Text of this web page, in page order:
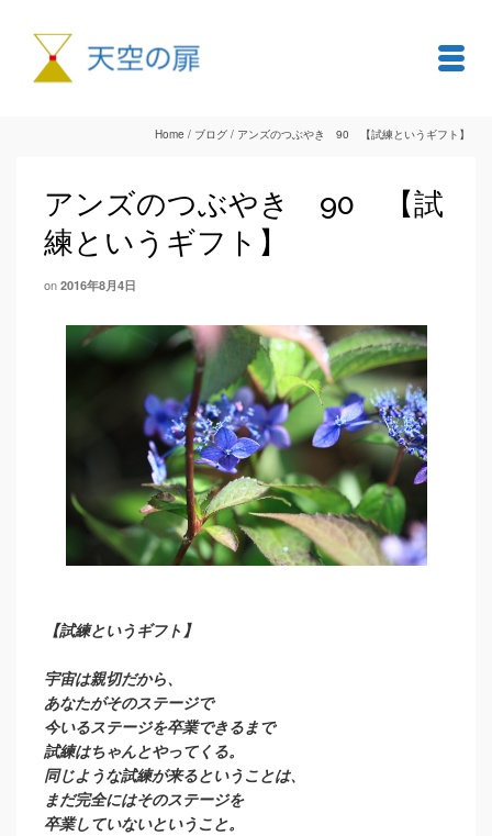
Home / ブログ / アンズのつぶやき 90 【試練というギフト】
アンズのつぶやき 90 【試
練というギフト】
on 2016年8月4日
【試練というギフト】
宇宙は親切だから、
あなたがそのステージで
今いるステージを卒業できるまで
試練はちゃんとやってくる。
同じような試練が来るということは、
まだ完全にはそのステージを
卒業していないということ。